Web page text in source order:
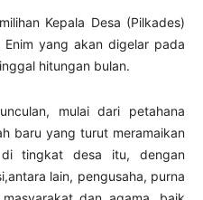
Kepala Desa (Pilkades)
yang akan digelar pada
hitungan bulan.
mulai dari petahana
baru yang turut meramaikan
di tingkat desa itu, dengan
lain, pengusaha, purna